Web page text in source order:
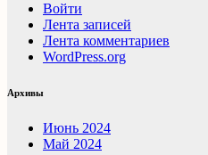
Войти
Лента записей
Лента комментариев
WordPress.org
Архивы
Июнь 2024
Май 2024